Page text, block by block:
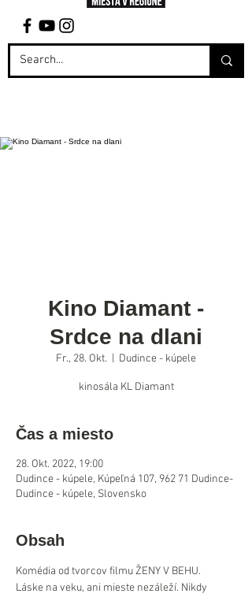
Kino Diamant -
Srdce na dlani
Fr., 28. Okt. Dudince - kúpele
kinosála KL Diamant
Čas a miesto
28. Okt. 2022, 19:00
Dudince - kúpele, Kúpeľná 107, 962 71 Dudince-
Dudince - kúpele, Slovensko
Obsah
Komédia od tvorcov filmu ŽENY V BEHU.
Láske na veku, ani mieste nezáleží. Nikdy